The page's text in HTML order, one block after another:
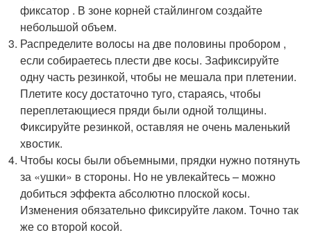
фиксатор . В зоне корней стайлингом создайте
небольшой объем.
Распределите волосы на две половины пробором ,
если собираетесь плести две косы. Зафиксируйте
одну часть резинкой, чтобы не мешала при плетении.
Плетите косу достаточно туго, стараясь, чтобы
переплетающиеся пряди были одной толщины.
Фиксируйте резинкой, оставляя не очень маленький
хвостик.
Чтобы косы были объемными, прядки нужно потянуть
за «ушки» в стороны. Но не увлекайтесь – можно
добиться эффекта абсолютно плоской косы.
Изменения обязательно фиксируйте лаком. Точно так
же со второй косой.